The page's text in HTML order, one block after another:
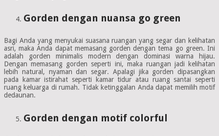
Gorden dengan nuansa go green
Bagi Anda yang menyukai suasana ruangan yang segar dan kelihatan
asri, maka Anda dapat memasang gorden dengan tema go green. Ini
adalah gorden minimalis modern dengan dominasi warna hijau.
Dengan memasang gorden seperti ini, maka ruangan jadi kelihatan
lebih natural, nyaman dan segar. Apalagi jika gorden dipasangkan
pada kamar istirahat seperti kamar tidur atau ruang santai seperti
ruang keluarga di rumah. Tidak ketinggalan Anda dapat memilih motif
dedaunan.
Gorden dengan motif colorful